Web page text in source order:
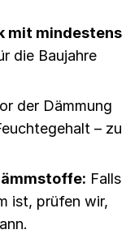
mit mindestens
die Baujahre
der Dämmung
– zu
Falls
ist, prüfen wir,